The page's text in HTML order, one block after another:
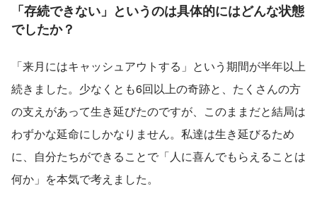
「存続できない」というのは具体的にはどんな状態
でしたか？
「来月にはキャッシュアウトする」という期間が半年以上
続きました。少なくとも6回以上の奇跡と、たくさんの方
の支えがあって生き延びたのですが、このままだと結局は
わずかな延命にしかなりません。私達は生き延びるため
に、自分たちができることで「人に喜んでもらえることは
何か」を本気で考えました。